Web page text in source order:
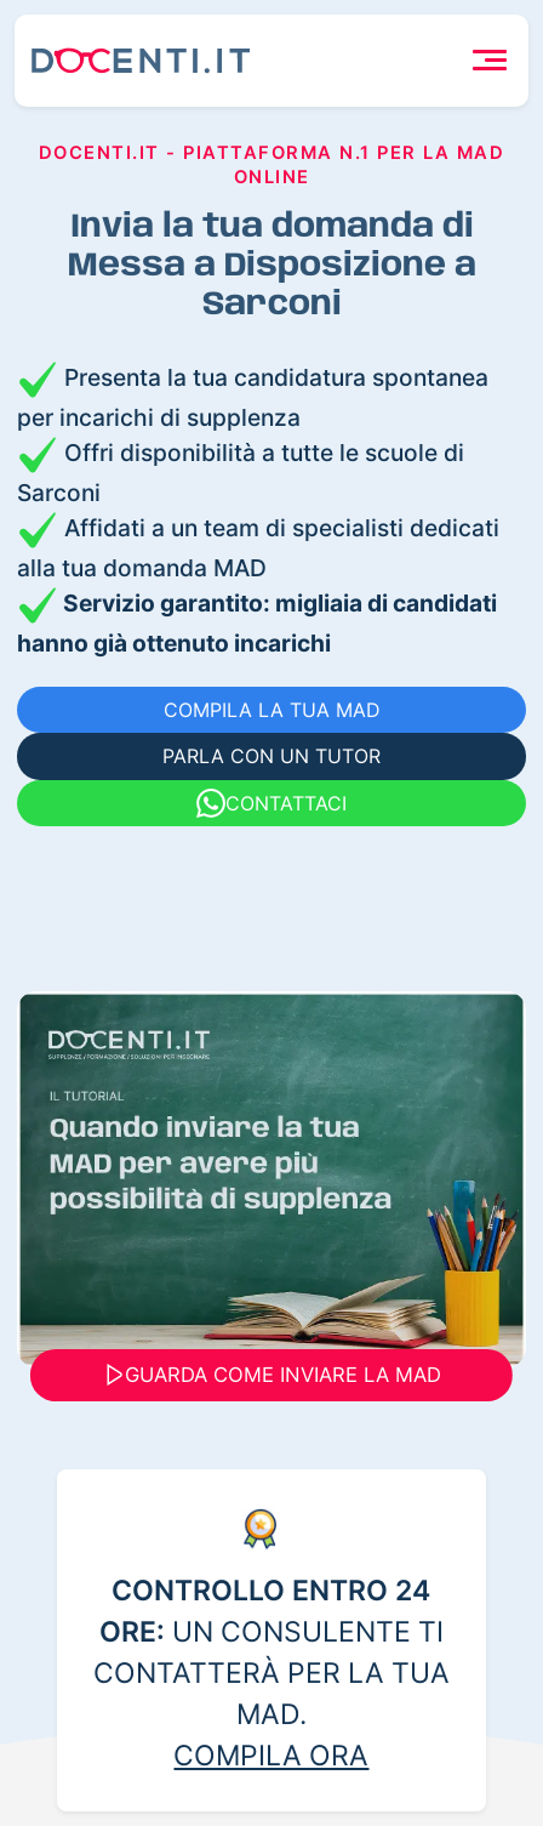
DOCENTI.IT - PIATTAFORMA N.1 PER LA MAD
ONLINE
Invia la tua domanda di
Messa a Disposizione a
Sarconi
Presenta la tua candidatura spontanea
per incarichi di supplenza
Offri disponibilità a tutte le scuole di
Sarconi
Affidati a un team di specialisti dedicati
alla tua domanda MAD
Servizio garantito: migliaia di candidati
hanno già ottenuto incarichi
COMPILA LA TUA MAD
PARLA CON UN TUTOR
CONTATTACI
GUARDA COME INVIARE LA MAD
CONTROLLO ENTRO 24
ORE: UN CONSULENTE TI
CONTATTERÀ PER LA TUA
MAD.
COMPILA ORA